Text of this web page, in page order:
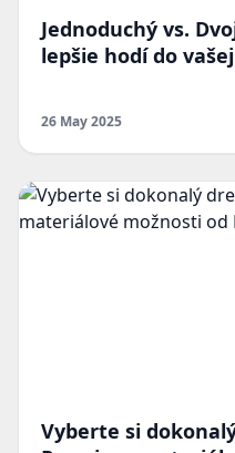
Jednoduchý vs.
lepšie hodí do
26 May 2025
Vyberte si